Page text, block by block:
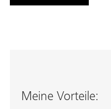
Meine Vorteile: